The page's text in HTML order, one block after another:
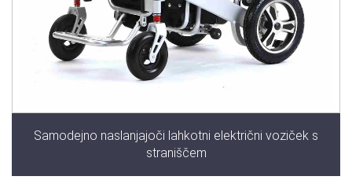
Samodejno naslanjajoči lahkotni električni voziček s
straniščem